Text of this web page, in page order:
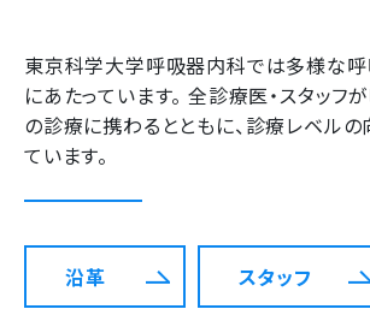
東京科学大学呼吸器内科では多様な
にあたっています。 全診療医・スタッ
の診療に携わるとともに、診療レベル
ています。
沿革 スタッフ